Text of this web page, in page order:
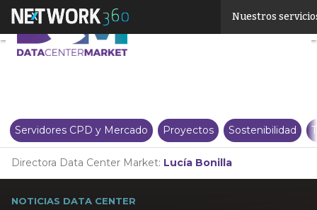
Nuestros
Servidores CPD y Mercado Proyectos Sostenibilidad
Directora Data Center Market: Lucía Bonilla
NOTICIAS DATA CENTER